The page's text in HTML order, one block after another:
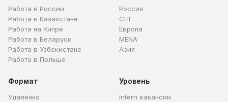
Работа в России
Работа в Казахстане
Работа на Кипре
Работа в Беларуси
Работа в Узбекистане
Работа в Польше
Россия
СНГ
Европа
MENA
Азия
Формат
Удалённо
Уровень
intern вакансии